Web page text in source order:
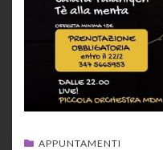
APPUNTAMENTI